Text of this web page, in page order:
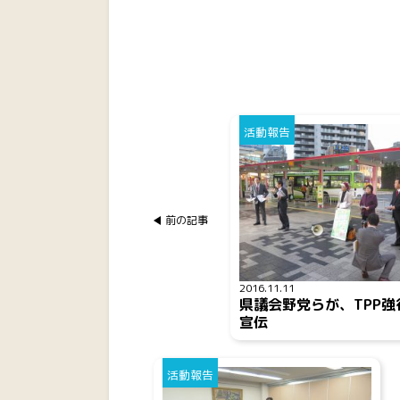
前の記事
2016.11.11
活動報告
県議会野党らが、TPP強
宣伝
活動報告